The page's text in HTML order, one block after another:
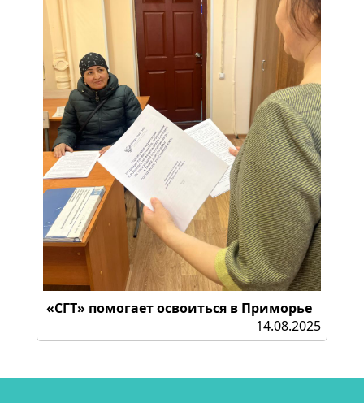
«СГТ» помогает освоиться в Приморье
14.08.2025